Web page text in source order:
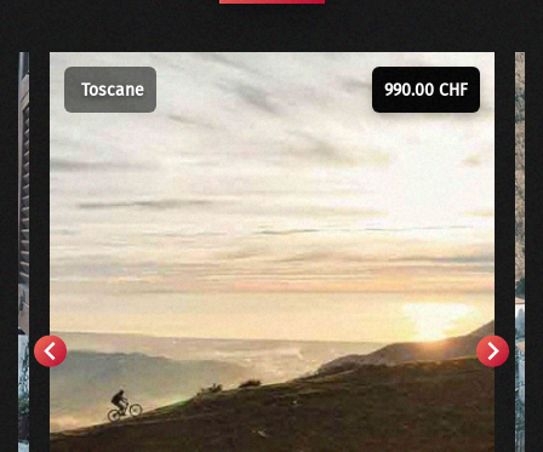
Toscane 990.00 CHF